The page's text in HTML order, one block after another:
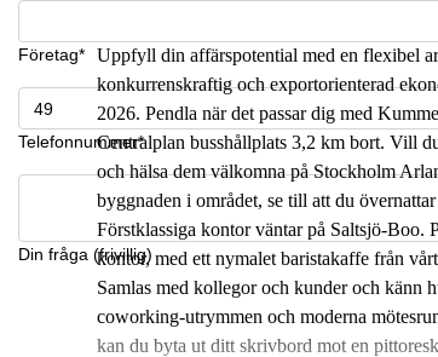
Företag*
Telefonnummer*
Din fråga (frivillig)
Uppfyll din affärspotential med en flexibel
konkurrenskraftig och exportorienterad
2026. Pendla när det passar dig med
Centralplan busshållplats 3,2 km bort. Vill
och hälsa dem välkomna på Stockholm
byggnaden i området, se till att du
Förstklassiga kontor väntar på Saltsjö-Boo.
kontor, med ett nymalet baristakaffe från
Samlas med kollegor och kunder och känn
coworking-utrymmen och moderna
kan du byta ut ditt skrivbord mot en